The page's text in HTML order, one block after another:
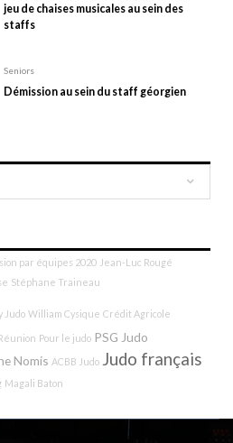
jeu de chaises musicales au sein des
staffs
Seniors
Démission au sein du staff géorgien
par équipes 2020 Jean-Luc Rougé
Stéphane Traineau
Judo William Cysique Crédit Agricole
Pour le judo PSG Judo
Nomis ACBB Judo Judo français
Magali Baton